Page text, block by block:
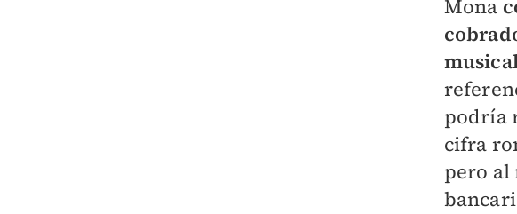
Mona
podría
cifra
pero al